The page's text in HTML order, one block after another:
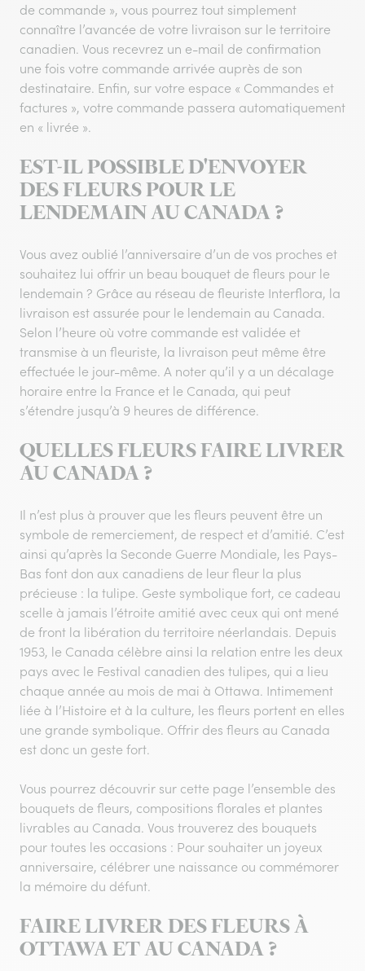
de commande », vous pourrez tout simplement
connaître l’avancée de votre livraison sur le territoire
canadien. Vous recevrez un e-mail de confirmation
une fois votre commande arrivée auprès de son
destinataire. Enfin, sur votre espace « Commandes et
factures », votre commande passera automatiquement
en « livrée ».
EST-IL POSSIBLE D'ENVOYER
DES FLEURS POUR LE
LENDEMAIN AU CANADA ?
Vous avez oublié l’anniversaire d’un de vos proches et
souhaitez lui offrir un beau bouquet de fleurs pour le
lendemain ? Grâce au réseau de fleuriste Interflora, la
livraison est assurée pour le lendemain au Canada.
Selon l’heure où votre commande est validée et
transmise à un fleuriste, la livraison peut même être
effectuée le jour-même. A noter qu’il y a un décalage
horaire entre la France et le Canada, qui peut
s’étendre jusqu’à 9 heures de différence.
QUELLES FLEURS FAIRE LIVRER
AU CANADA ?
Il n’est plus à prouver que les fleurs peuvent être un
symbole de remerciement, de respect et d’amitié. C’est
ainsi qu’après la Seconde Guerre Mondiale, les Pays-
Bas font don aux canadiens de leur fleur la plus
précieuse : la tulipe. Geste symbolique fort, ce cadeau
scelle à jamais l’étroite amitié avec ceux qui ont mené
de front la libération du territoire néerlandais. Depuis
1953, le Canada célèbre ainsi la relation entre les deux
pays avec le Festival canadien des tulipes, qui a lieu
chaque année au mois de mai à Ottawa. Intimement
liée à l’Histoire et à la culture, les fleurs portent en elles
une grande symbolique. Offrir des fleurs au Canada
est donc un geste fort.
Vous pourrez découvrir sur cette page l’ensemble des
bouquets de fleurs, compositions florales et plantes
livrables au Canada. Vous trouverez des bouquets
pour toutes les occasions : Pour souhaiter un joyeux
anniversaire, célébrer une naissance ou commémorer
la mémoire du défunt.
FAIRE LIVRER DES FLEURS À
OTTAWA ET AU CANADA ?